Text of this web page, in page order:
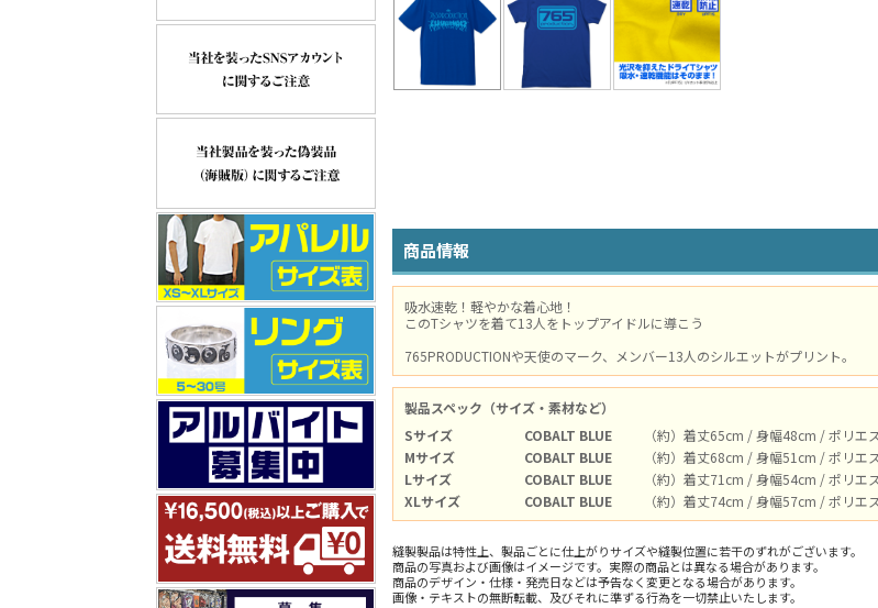
商品情報
吸水速乾！軽やかな着心地！
このTシャツを着て13人をトップアイドルに導こう
765PRODUCTIONや天使のマーク、メンバー13人のシルエットがプリント。
製品スペック（サイズ・素材など）
Sサイズ
COBALT BLUE
（約）着丈65cm / 身幅48cm / ポリエ
Mサイズ
COBALT BLUE
（約）着丈68cm / 身幅51cm / ポリエ
Lサイズ
COBALT BLUE
（約）着丈71cm / 身幅54cm / ポリエ
XLサイズ
COBALT BLUE （約）着丈74cm / 身幅57cm / ポリエ
縫製製品は特性上、製品ごとに仕上がりサイズや縫製位置に若干のずれがございます。
商品の写真および画像はイメージです。実際の商品とは異なる場合があります。
商品のデザイン・仕様・発売日などは予告なく変更となる場合があります。
画像・テキストの無断転載、及びそれに準ずる行為を一切禁止いたします。